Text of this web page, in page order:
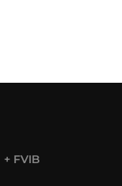
+ FVIB